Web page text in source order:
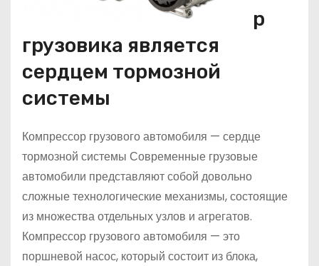
р
грузовика является
сердцем тормозной
системы
Компрессор грузового автомобиля — сердце
тормозной системы Современные грузовые
автомобили представляют собой довольно
сложные технологические механизмы, состоящие
из множества отдельных узлов и агрегатов.
Компрессор грузового автомобиля — это
поршневой насос, который состоит из блока,